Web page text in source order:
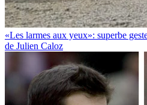
«Les larmes aux yeux»: superbe
de Julien Caloz